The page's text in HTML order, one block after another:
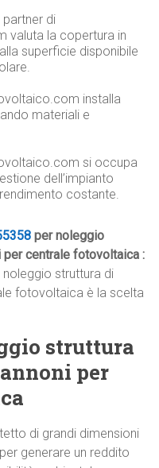
partner di
valuta la copertura in
superficie disponibile
installa
materiali e
si occupa
dell’impianto
costante.
per noleggio
per centrale fotovoltaica :
struttura di
fotovoltaica è la scelta
struttura
per
di grandi dimensioni
generare un reddito